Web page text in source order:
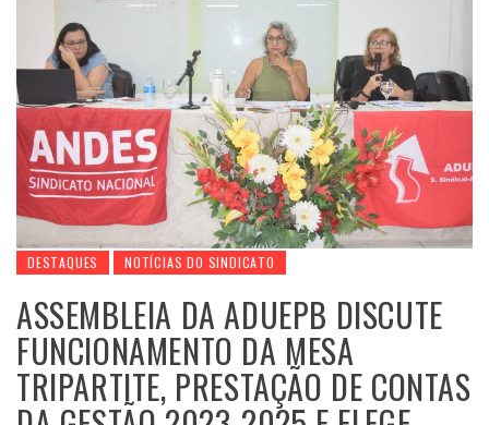
DESTAQUES NOTÍCIAS DO SINDICATO
ASSEMBLEIA DA ADUEPB DISCUTE
FUNCIONAMENTO DA MESA
TRIPARTITE, PRESTAÇÃO DE CONTAS